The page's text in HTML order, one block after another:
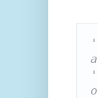
'
'